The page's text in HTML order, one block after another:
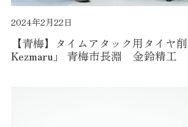
2024年2月22日
【青梅】タイムアタック用タイ
Kezmaru」 青梅市長淵 金鈴精工